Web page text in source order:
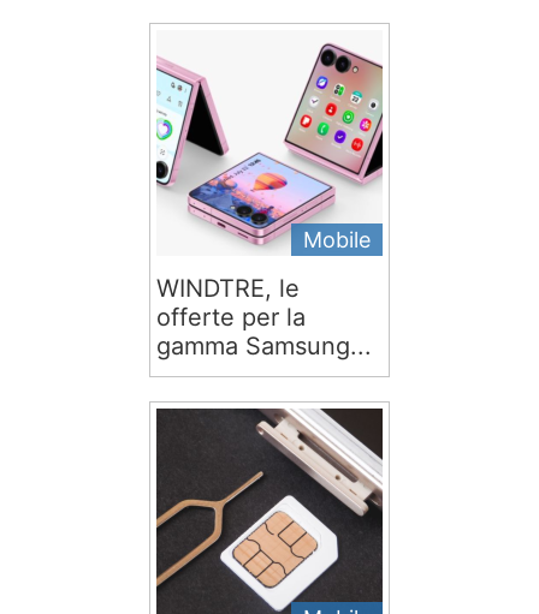
Mobile
WINDTRE, le
offerte per la
gamma Samsung...